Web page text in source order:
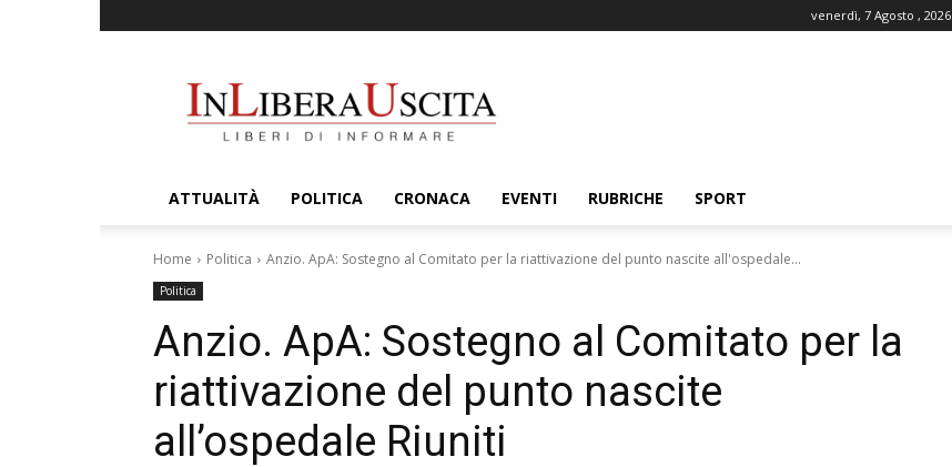
venerdì, 7 Agosto , 2026
ATTUALITÀ POLITICA CRONACA EVENTI RUBRICHE SPORT
Home Politica Anzio. ApA: Sostegno al Comitato per la riattivazione del punto nascite all'ospedale...
Politica
Anzio. ApA: Sostegno al Comitato per la
riattivazione del punto nascite
all’ospedale Riuniti